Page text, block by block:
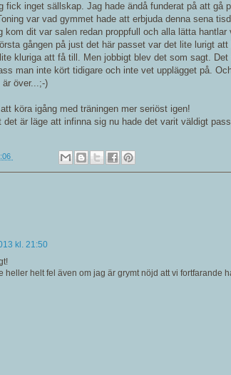
fick inget sällskap. Jag hade ändå funderat på att gå
var vad gymmet hade att erbjuda denna sena
kom dit var salen redan proppfull och alla lätta
gången på just det här passet var det lite lurigt
kluriga att få till. Men jobbigt blev det som sagt.
man inte kört tidigare och inte vet upplägget på.
över...;-)
köra igång med träningen mer seriöst igen!
det är läge att infinna sig nu hade det varit väldigt
kl. 21:50
heller helt fel även om jag är grymt nöjd att vi fortfarande